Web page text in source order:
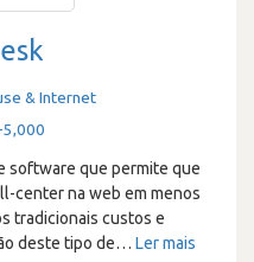
& Internet
software que permite que
center na web em menos
tradicionais custos e
deste tipo de… Ler mais